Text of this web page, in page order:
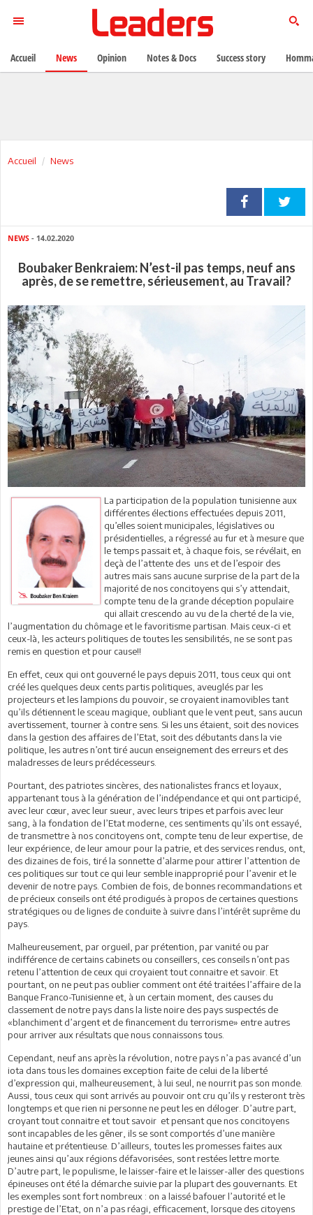
Accueil News
NEWS - 14.02.2020
Boubaker Benkraiem: N’est-il pas temps, neuf ans
après, de se remettre, sérieusement, au Travail?
La participation de la population tunisienne aux
différentes élections effectuées depuis 2011,
qu’elles soient municipales, législatives ou
présidentielles, a régressé au fur et à mesure que
le temps passait et, à chaque fois, se révélait, en
deçà de l’attente des uns et de l’espoir des
autres mais sans aucune surprise de la part de la
majorité de nos concitoyens qui s’y attendait,
compte tenu de la grande déception populaire
qui allait crescendo au vu de la cherté de la vie,
l’augmentation du chômage et le favoritisme partisan. Mais ceux-ci et
ceux-là, les acteurs politiques de toutes les sensibilités, ne se sont pas
remis en question et pour cause!!
En effet, ceux qui ont gouverné le pays depuis 2011, tous ceux qui ont
créé les quelques deux cents partis politiques, aveuglés par les
projecteurs et les lampions du pouvoir, se croyaient inamovibles tant
qu’ils détiennent le sceau magique, oubliant que le vent peut, sans aucun
avertissement, tourner à contre sens. Si les uns étaient, soit des novices
dans la gestion des affaires de l’Etat, soit des débutants dans la vie
politique, les autres n’ont tiré aucun enseignement des erreurs et des
maladresses de leurs prédécesseurs.
Pourtant, des patriotes sincères, des nationalistes francs et loyaux,
appartenant tous à la génération de l’indépendance et qui ont participé,
avec leur cœur, avec leur sueur, avec leurs tripes et parfois avec leur
sang, à la fondation de l’Etat moderne, ces sentiments qu’ils ont essayé,
de transmettre à nos concitoyens ont, compte tenu de leur expertise, de
leur expérience, de leur amour pour la patrie, et des services rendus, ont,
des dizaines de fois, tiré la sonnette d’alarme pour attirer l’attention de
ces politiques sur tout ce qui leur semble inapproprié pour l’avenir et le
devenir de notre pays. Combien de fois, de bonnes recommandations et
de précieux conseils ont été prodigués à propos de certaines questions
stratégiques ou de lignes de conduite à suivre dans l’intérêt suprême du
pays.
Malheureusement, par orgueil, par prétention, par vanité ou par
indifférence de certains cabinets ou conseillers, ces conseils n’ont pas
retenu l’attention de ceux qui croyaient tout connaitre et savoir. Et
pourtant, on ne peut pas oublier comment ont été traitées l’affaire de la
Banque Franco-Tunisienne et, à un certain moment, des causes du
classement de notre pays dans la liste noire des pays suspectés de
«blanchiment d’argent et de financement du terrorisme» entre autres
pour arriver aux résultats que nous connaissons tous.
Cependant, neuf ans après la révolution, notre pays n’a pas avancé d’un
iota dans tous les domaines exception faite de celui de la liberté
d’expression qui, malheureusement, à lui seul, ne nourrit pas son monde.
Aussi, tous ceux qui sont arrivés au pouvoir ont cru qu’ils y resteront très
longtemps et que rien ni personne ne peut les en déloger. D’autre part,
croyant tout connaitre et tout savoir et pensant que nos concitoyens
sont incapables de les gêner, ils se sont comportés d’une manière
hautaine et prétentieuse. D’ailleurs, toutes les promesses faites aux
jeunes ainsi qu’aux régions défavorisées, sont restées lettre morte.
D’autre part, le populisme, le laisser-faire et le laisser-aller des questions
épineuses ont été la démarche suivie par la plupart des gouvernants. Et
les exemples sont fort nombreux : on a laissé bafouer l’autorité et le
prestige de l’Etat, on n’a pas réagi, efficacement, lorsque des citoyens
Accueil News Opinion Notes & Docs Success story